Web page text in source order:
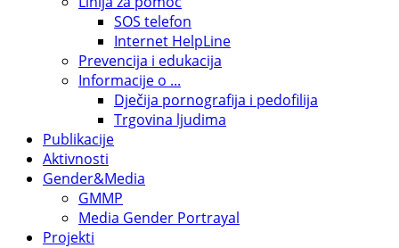
SOS telefon
Internet HelpLine
Prevencija i edukacija
Informacije o ...
Dječija pornografija i pedofilija
Trgovina ljudima
Publikacije
Aktivnosti
Gender&Media
GMMP
Media Gender Portrayal
Projekti